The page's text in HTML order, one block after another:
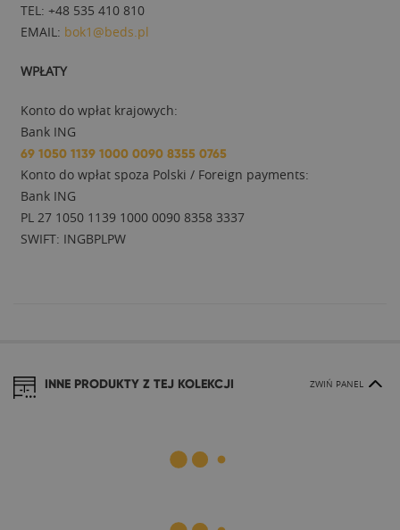
TEL: +48 535 410 810
EMAIL: bok1@beds.pl
WPŁATY
Konto do wpłat krajowych:
Bank ING
69 1050 1139 1000 0090 8355 0765
Konto do wpłat spoza Polski / Foreign payments:
Bank ING
PL 27 1050 1139 1000 0090 8358 3337
SWIFT: INGBPLPW
INNE PRODUKTY Z TEJ KOLEKCJI ZWIŃ PANEL